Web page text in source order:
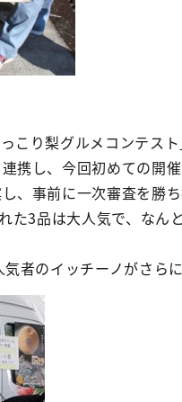
こり梨グルメコンテスト
携し、今回初めての開
、事前に一次審査を勝
3品は大人気で、なん
者のイッチーノがさら